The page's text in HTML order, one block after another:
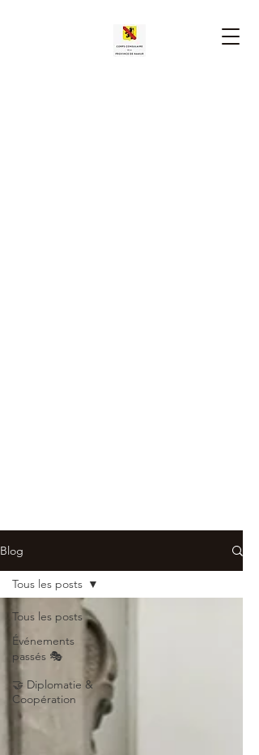
Blog
Tous les posts
Événements
passés 🎭
🤝 Diplomatie &
Coopération
Tous les posts